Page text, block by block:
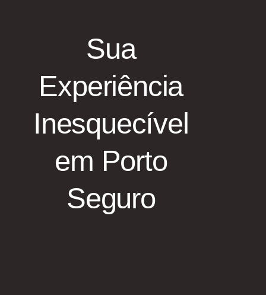
Sua
Experiência
Inesquecível
em Porto
Seguro